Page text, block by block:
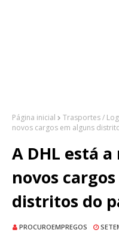
Página inicial Trasportes /
novos cargos em alguns
A DHL está
novos
distritos do
PROCUROEMPREGOS